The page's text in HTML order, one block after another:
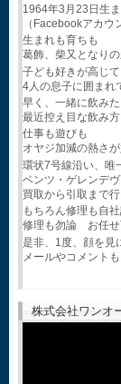
1964年3月23日生
（Facebookアカウ
生まれも育ちも
葛飾、柴又となり
子ども好きが高じて
4人の息子に囲まれ
早く、一緒に飲み
最近控え目な飲み
仕事も遊びも
オヤジ加減の熱さが
環状7号線沿い、唯
ベンツ・ゲレンデ
買取から引取まで行
もちろん修理も自
修理も勿論 お任せ
是非、1度、顔を見
メールやコメント
株式会社ワン